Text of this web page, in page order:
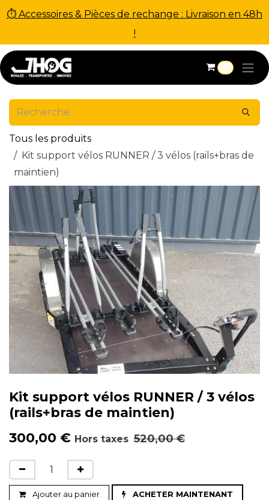
⏱ Accessoires & Pièces de rechange : Livraison en 48h
!
Se rendre au contenu
0
Tous les produits
Kit support vélos RUNNER / 3 vélos (rails+bras de
maintien)
Kit support vélos RUNNER / 3 vélos
(rails+bras de maintien)
300,00 € Hors taxes 520,00€
Ajouter au panier ACHETER MAINTENANT